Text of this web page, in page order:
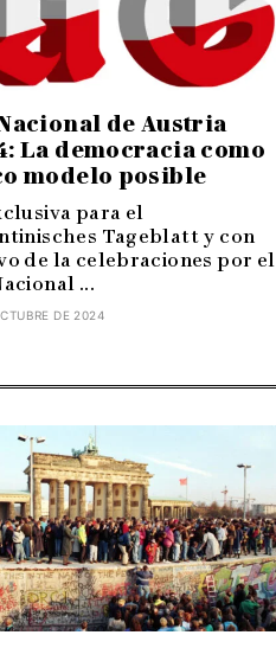
de Austria
La democracia como
modelo posible
para el
Tageblatt y con
de la celebraciones por el
...
DE 2024